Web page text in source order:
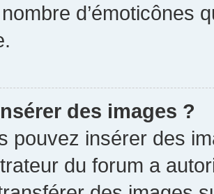
d’émoticônes
des images ?
pouvez insérer des
du forum a